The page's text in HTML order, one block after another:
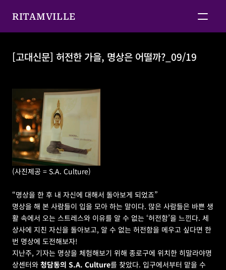
RITAMVILLE
[고대신문] 허전한 가을, 명상은 어떨까?_09/19
(사진제공 = S.A. Culture)
“명상을 한 후 내 자신에 대해서 돌아보게 되었죠”
명상을 해 본 사람들이 입을 모아 하는 말이다. 많은 사람들은 바쁜 생
활 속에서 오는 스트레스와 이유를 알 수 없는 ‘허전함’을 느낀다. 세
상사에 지친 자신을 돌아보고, 알 수 없는 허전함을 메우고 싶다면 한
번 명상에 도전해보자!
지난주, 기자는 명상을 체험해보기 위해 종로구에 위치한 히말라야명
상센터와 청담동의 S.A. Culture를 찾았다. 입구에서부터 맡을 수